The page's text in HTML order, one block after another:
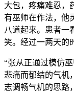
大包，疼痛难忍，
有巫师在作法，他
八道起来。患者一
笑。经过一两天的
“张从正通过模仿
悲痛而郁结的气机
志调畅气机的思路